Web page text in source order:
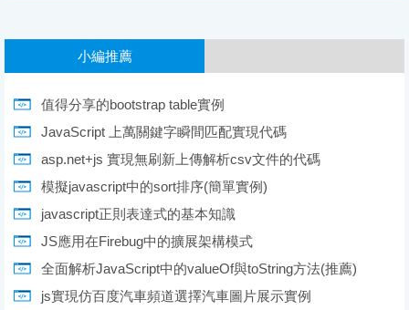
小編推薦
值得分享的bootstrap table實例
JavaScript 上萬關鍵字瞬間匹配實現代碼
asp.net+js 實現無刷新上傳解析csv文件的代碼
模擬javascript中的sort排序(簡單實例)
javascript正則表達式的基本知識
JS應用在Firebug中的擴展架構模式
全面解析JavaScript中的valueOf與toString方法(推薦)
js實現仿百度汽車頻道選擇汽車圖片展示實例